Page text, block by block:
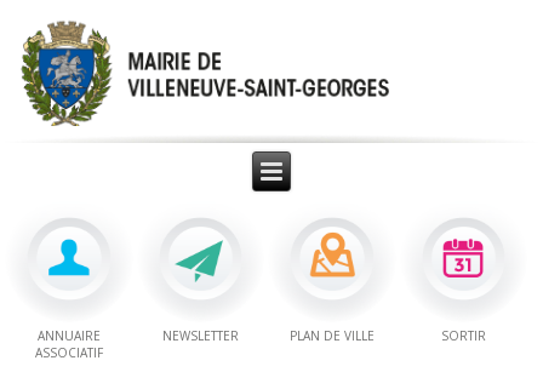
ANNUAIRE
ASSOCIATIF
NEWSLETTER PLAN DE VILLE SORTIR